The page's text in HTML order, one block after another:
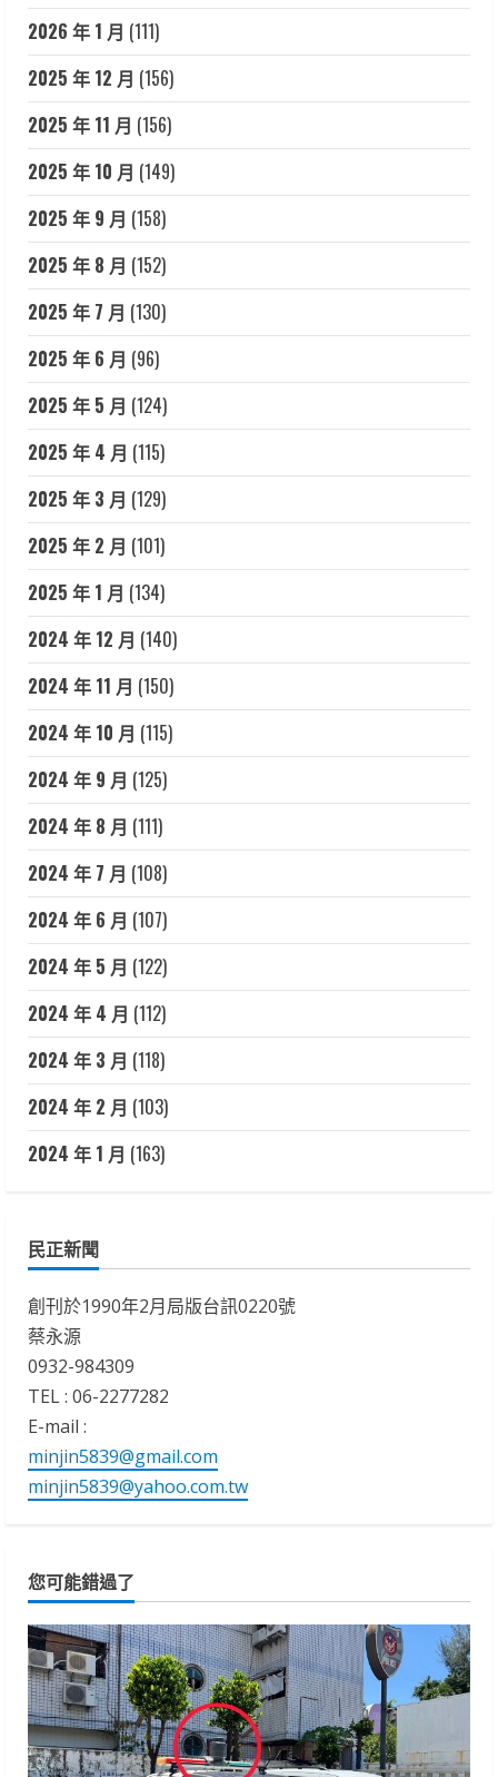
2026 年 1 月 (111)
2025 年 12 月 (156)
2025 年 11 月 (156)
2025 年 10 月 (149)
2025 年 9 月 (158)
2025 年 8 月 (152)
2025 年 7 月 (130)
2025 年 6 月 (96)
2025 年 5 月 (124)
2025 年 4 月 (115)
2025 年 3 月 (129)
2025 年 2 月 (101)
2025 年 1 月 (134)
2024 年 12 月 (140)
2024 年 11 月 (150)
2024 年 10 月 (115)
2024 年 9 月 (125)
2024 年 8 月 (111)
2024 年 7 月 (108)
2024 年 6 月 (107)
2024 年 5 月 (122)
2024 年 4 月 (112)
2024 年 3 月 (118)
2024 年 2 月 (103)
2024 年 1 月 (163)
民正新聞
創刊於1990年2月局版台訊0220號
蔡永源
0932-984309
TEL : 06-2277282
E-mail :
minjin5839@gmail.com
minjin5839@yahoo.com.tw
您可能錯過了